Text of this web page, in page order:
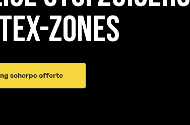
ZONES
scherpe offerte